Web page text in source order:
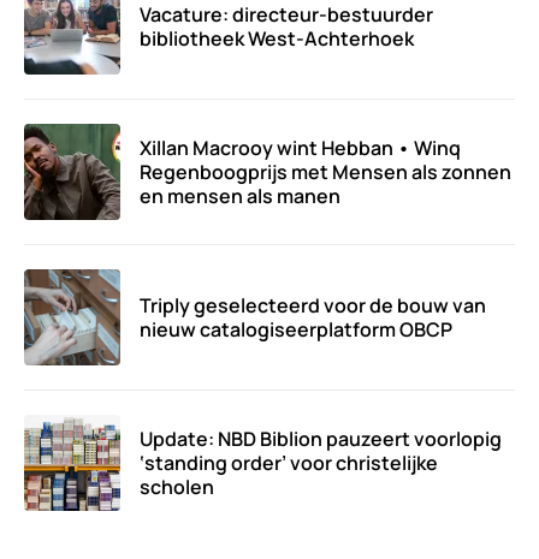
Vacature: directeur-bestuurder
bibliotheek West-Achterhoek
Xillan Macrooy wint Hebban • Winq
Regenboogprijs met Mensen als zonnen
en mensen als manen
Triply geselecteerd voor de bouw van
nieuw catalogiseerplatform OBCP
Update: NBD Biblion pauzeert voorlopig
‘standing order’ voor christelijke
scholen